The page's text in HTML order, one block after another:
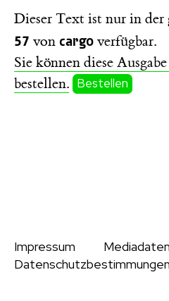
Dieser Text ist nur in der
57 von cargo verfügbar.
Sie können diese
bestellen. Bestellen
Impressum
Mediadaten
Datenschutzbestimmungen